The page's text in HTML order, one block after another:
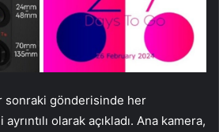
sonraki gönderisinde her
olarak açıkladı. Ana kamera,